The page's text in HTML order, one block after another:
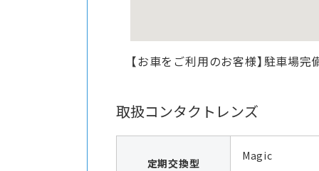
【お車をご利用のお客様】駐車場完
取扱コンタクトレンズ
定期交換型
Magic